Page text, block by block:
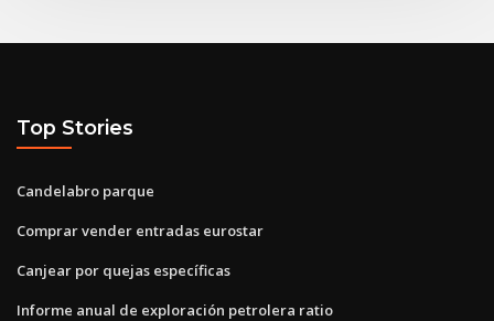
Top Stories
Candelabro parque
Comprar vender entradas eurostar
Canjear por quejas específicas
Informe anual de exploración petrolera ratio